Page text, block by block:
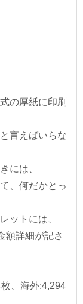
の厚紙に印刷
言えばいらな
には、
、何だかとっ
ットには、
額詳細が記さ
、海外:4,294